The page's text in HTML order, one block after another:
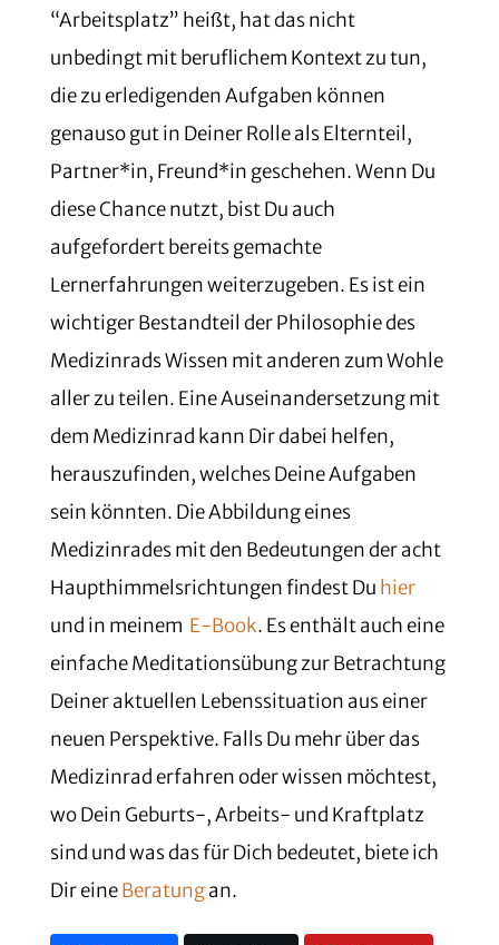
“Arbeitsplatz” heißt, hat das nicht
unbedingt mit beruflichem Kontext zu tun,
die zu erledigenden Aufgaben können
genauso gut in Deiner Rolle als Elternteil,
Partner*in, Freund*in geschehen. Wenn Du
diese Chance nutzt, bist Du auch
aufgefordert bereits gemachte
Lernerfahrungen weiterzugeben. Es ist ein
wichtiger Bestandteil der Philosophie des
Medizinrads Wissen mit anderen zum Wohle
aller zu teilen. Eine Auseinandersetzung mit
dem Medizinrad kann Dir dabei helfen,
herauszufinden, welches Deine Aufgaben
sein könnten. Die Abbildung eines
Medizinrades mit den Bedeutungen der acht
Haupthimmelsrichtungen findest Du hier
und in meinem E-Book. Es enthält auch eine
einfache Meditationsübung zur Betrachtung
Deiner aktuellen Lebenssituation aus einer
neuen Perspektive. Falls Du mehr über das
Medizinrad erfahren oder wissen möchtest,
wo Dein Geburts-, Arbeits- und Kraftplatz
sind und was das für Dich bedeutet, biete ich
Dir eineBeratungan.